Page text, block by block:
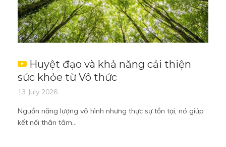
Huyệt đạo và khả năng cải thiện
sức khỏe từ Vô thức
13 July 2026
Nguồn năng lượng vô hình nhưng thực sự tồn tại, nó giúp
kết nối thân tâm...